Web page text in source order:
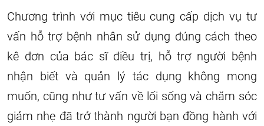
Chương trình với mục tiêu cung cấp dịch vụ tư
vấn hỗ trợ bệnh nhân sử dụng đúng cách theo
kê đơn của bác sĩ điều trị, hỗ trợ người bệnh
nhận biết và quản lý tác dụng không mong
muốn, cũng như tư vấn về lối sống và chăm sóc
giảm nhẹ đã trở thành người bạn đồng hành với